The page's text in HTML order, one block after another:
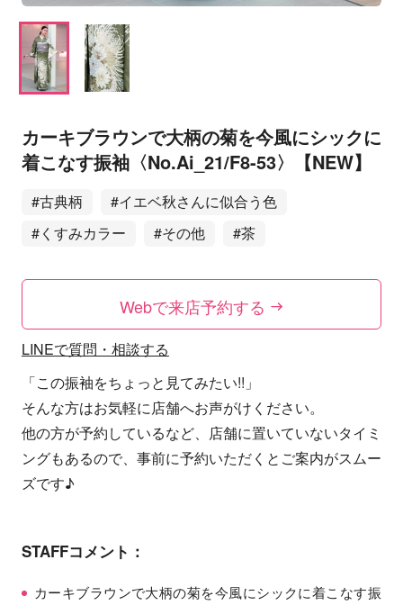
カーキブラウンで大柄の菊を今風にシックに
着こなす振袖〈No.Ai_21/F8-53〉【NEW】
#古典柄
#イエベ秋さんに似合う色
#くすみカラー
#その他 #茶
Webで来店予約する
LINEで質問・相談する
「この振袖をちょっと見てみたい!!」
そんな方はお気軽に店舗へお声がけください。
他の方が予約しているなど、店舗に置いていないタイミ
ングもあるので、事前に予約いただくとご案内がスムー
ズです♪
STAFFコメント：
カーキブラウンで大柄の菊を今風にシックに着こなす振